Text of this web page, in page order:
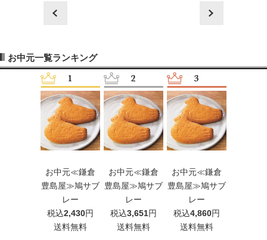
prev next
お中元一覧ランキング
お中元≪鎌倉
豊島屋≫鳩サブ
レー
税込2,430円
送料無料
お中元≪鎌倉
豊島屋≫鳩サブ
レー
税込3,651円
送料無料
お中元≪鎌倉
豊島屋≫鳩サブ
レー
税込4,860円
送料無料